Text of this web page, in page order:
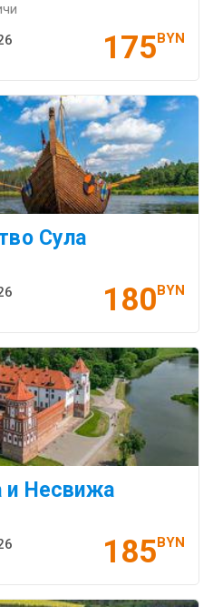
175BYN
Сула
180BYN
и Несвижа
185BYN